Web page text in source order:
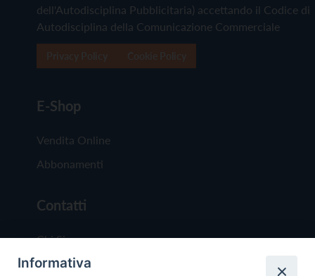
dell'Autodisciplina Pubblicitaria) accettando il Codice di
Autodisciplina della Comunicazione Commerciale
E-Shop
Vendita Online
Abbonamenti
Contatti
Chi Siamo
Redazione
Informativa